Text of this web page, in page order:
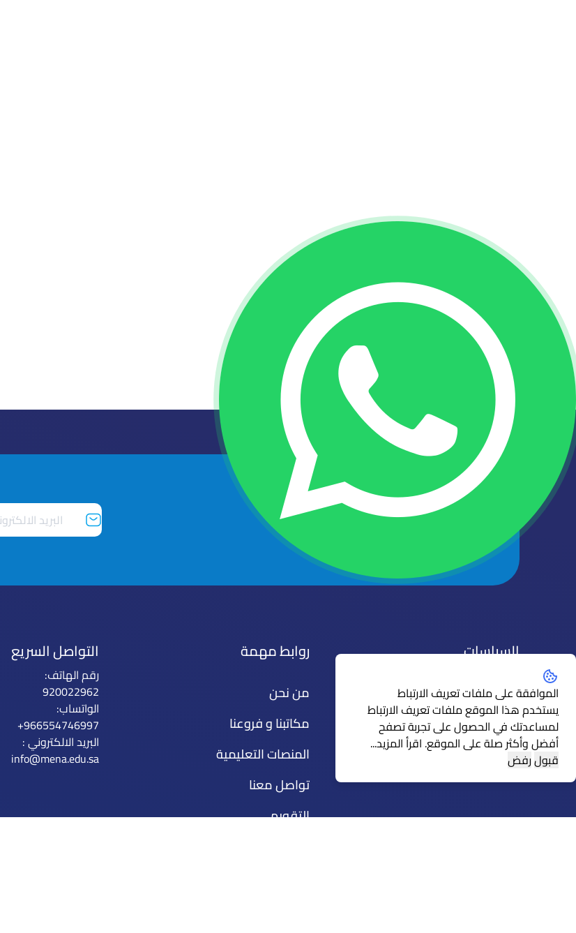
الموافقة على ملفات تعريف الارتباط
يستخدم هذا الموقع ملفات تعريف الارتباط
لمساعدتك في الحصول على تجربة تصفح
أفضل وأكثر صلة على الموقع. اقرأ المزيد...
قبولرفض
أحصل على الأخبار والمقالات الأحدث
السياسات
سياسات عامة
الإرشادات
سياسة شكاوي العملاء
روابط مهمة
من نحن
مكاتبنا و فروعنا
المنصات التعليمية
تواصل معنا
التقويم
التواصل السريع
رقم الهاتف:
920022962
الواتساب:
+966554746997
البريد الالكتروني :
info@mena.edu.sa